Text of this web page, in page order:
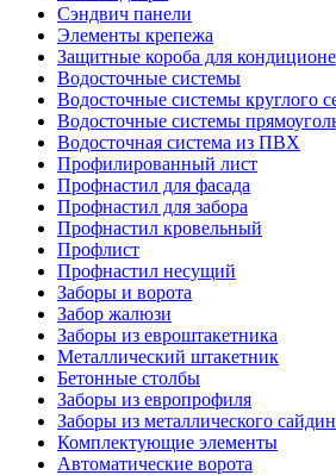
Сэндвич панели
Элементы крепежа
Защитные короба для
Водосточные системы
Водосточные системы круглого
Водосточные системы
Водосточная система из ПВХ
Профилированный лист
Профнастил для фасада
Профнастил для забора
Профнастил кровельный
Профлист
Профнастил несущий
Заборы и ворота
Забор жалюзи
Заборы из евроштакетника
Металлический штакетник
Бетонные столбы
Заборы из европрофиля
Заборы из металлического
Комплектующие элементы
Автоматические ворота